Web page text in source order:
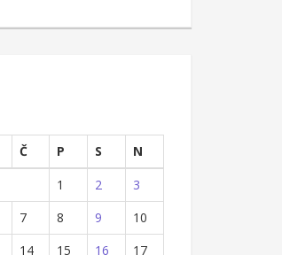
Č P S
N
1
2
3
7 8 9
10
14 15 16
17